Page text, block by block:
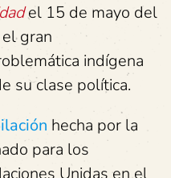
el 15 de mayo del
gran
indígena
su clase política.
hecha por la
para los
Unidas en el